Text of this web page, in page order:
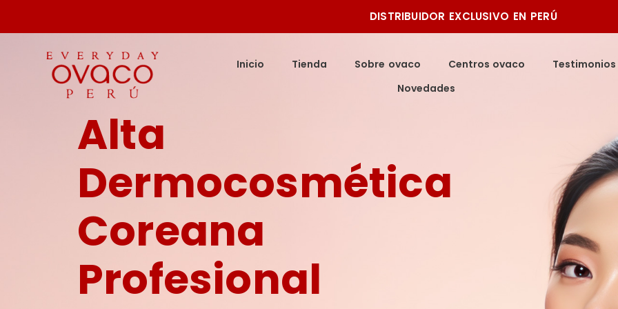
DISTRIBUIDOR EXCLUSIVO EN PERÚ
al
contenido
Inicio Tienda Sobre ovaco Centros ovaco
Testimonios
Novedades
Alta
Dermocosmética
Coreana
Profesional